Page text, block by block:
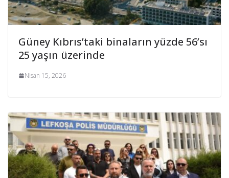
Güney Kıbrıs’taki binaların yüzde 56’sı
25 yaşın üzerinde
Nisan 15, 2026